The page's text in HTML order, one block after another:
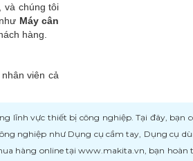
, và chúng tôi
Máy cân
hàng.
viên cả
lĩnh vực thiết bị công nghiệp. Tại đây, bạn
nghiệp như Dụng cụ cầm tay, Dụng cụ
hàng online tại www.makita.vn, bạn hoàn